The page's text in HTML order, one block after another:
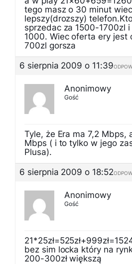
tego masz o 30 minut
lepszy(drozszy)
sprzedac za 1500-1700zl i
1000. Wiec oferta ery jest
700zl gorsza
6 sierpnia 2009 o 11:39
Anonimowy
Gość
Tyle, że Era ma 7,2 Mbps,
Mbps ( i to tylko w jego
Plusa).
6 sierpnia 2009 o 18:52
Anonimowy
Gość
bez sim locka który na
200-300zł większą